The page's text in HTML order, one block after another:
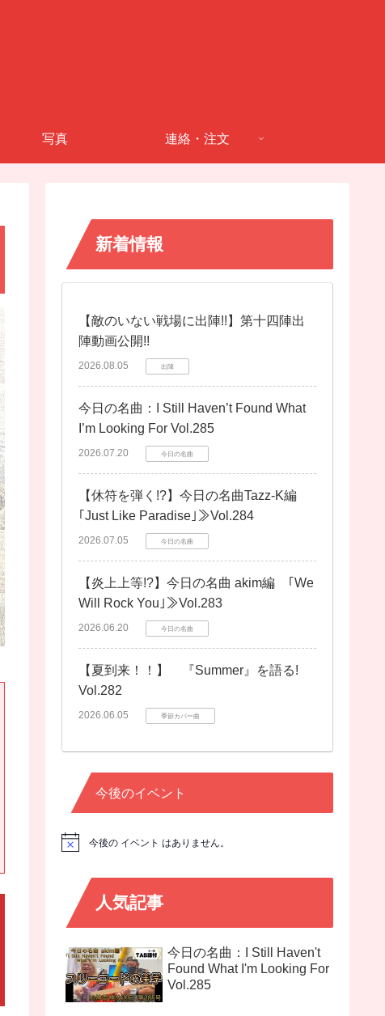
写真 連絡・注文
新着情報
【敵のいない戦場に出陣!!】第十四陣出
陣動画公開!!
2026.08.05 出陣
今日の名曲：I Still Haven’t Found What
I’m Looking For Vol.285
2026.07.20 今日の名曲
【休符を弾く!?】今日の名曲Tazz-K編
｢Just Like Paradise｣≫Vol.284
2026.07.05 今日の名曲
【炎上上等!?】今日の名曲 akim編 ｢We
Will Rock You｣≫Vol.283
2026.06.20 今日の名曲
【夏到来！！】 『Summer』を語る!
Vol.282
2026.06.05 季節カバー曲
今後のイベント
N
今後の イベント はありません。
人気記事
今日の名曲：I Still Haven't
Found What I'm Looking For
Vol.285